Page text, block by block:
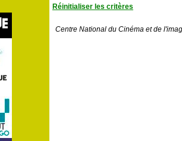
Réinitialiser les critères
Centre National du Cinéma et de